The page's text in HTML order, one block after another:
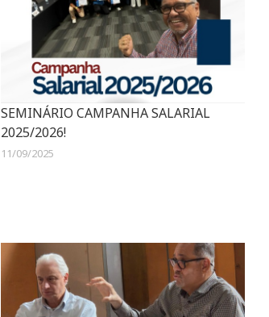
SEMINÁRIO CAMPANHA SALARIAL
2025/2026!
11/09/2025